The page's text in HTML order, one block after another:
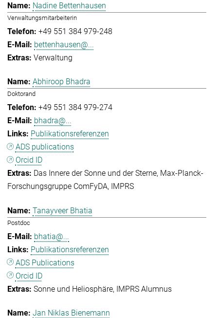
Nadine Bettenhausen
Verwaltungsmitarbeiterin
+49 551 384 979-248
bettenhausen@...
Verwaltung
Abhiroop Bhadra
Doktorand
+49 551 384 979-274
bhadra@...
Publikationsreferenzen
ADS publications
Orcid ID
Das Innere der Sonne und der Sterne Max-Planck-
Forschungsgruppe ComFyDA
IMPRS
Tanayveer Bhatia
Postdoc
bhatia@...
Publikationsreferenzen
ADS Publications
Orcid ID
Sonne und Heliosphäre IMPRS Alumnus
Jan Niklas Bienemann